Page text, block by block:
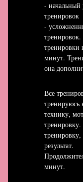
Все
тренируюсь
технику,
результат.
минут.
- начальный
тренировок
-
тренировки
минут.
она